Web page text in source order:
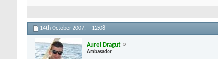
14th October 2007, 12:08
Aurel Dragut
Ambasador